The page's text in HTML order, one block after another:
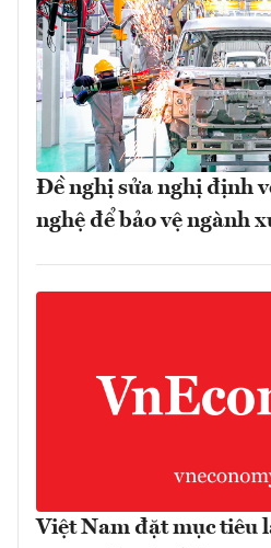
Đề nghị sửa nghị định
nghệ để bảo vệ ngành
Việt Nam đặt mục tiêu